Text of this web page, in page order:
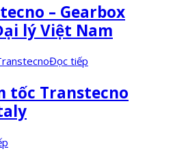
– Gearbox
lý Việt Nam
Đọc tiếp
tốc Transtecno